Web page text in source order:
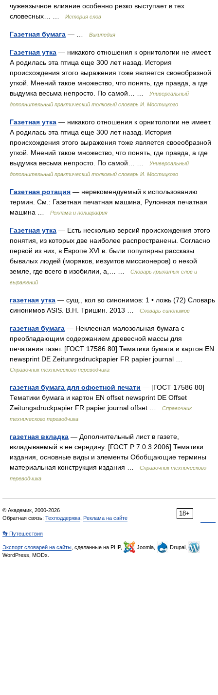
чужеязычное влияние особенно резко выступает в тех
словесных… …
История слов
Газетная бумага — … Википедия
Газетная утка — никакого отношения к орнитологии не имеет.
А родилась эта птица еще 300 лет назад. История
происхождения этого выражения тоже является своеобразной
уткой. Мнений такое множество, что понять, где правда, а где
выдумка весьма непросто. По самой… …
Универсальный
дополнительный практический толковый словарь И. Мостицкого
Газетная утка — никакого отношения к орнитологии не имеет.
А родилась эта птица еще 300 лет назад. История
происхождения этого выражения тоже является своеобразной
уткой. Мнений такое множество, что понять, где правда, а где
выдумка весьма непросто. По самой… …
Универсальный
дополнительный практический толковый словарь И. Мостицкого
Газетная ротация — нерекомендуемый к использованию
термин. См.: Газетная печатная машина, Рулонная печатная
машина …
Реклама и полиграфия
Газетная утка — Есть несколько версий происхождения этого
понятия, из которых две наиболее распространены. Согласно
первой из них, в Европе XVI в. были популярны рассказы
бывалых людей (моряков, иезуитов миссионеров) о некой
земле, где всего в изобилии, а,… …
Словарь крылатых слов и
выражений
газетная утка — сущ., кол во синонимов: 1 • ложь (72) Словарь
синонимов ASIS. В.Н. Тришин. 2013 …
Словарь синонимов
газетная бумага — Неклееная малозольная бумага с
преобладающим содержанием древесной массы для
печатания газет. [ГОСТ 17586 80] Тематики бумага и картон EN
newsprint DE Zeitunrgsdruckpapier FR papier journal …
Справочник технического переводчика
газетная бумага для офсетной печати — [ГОСТ 17586 80]
Тематики бумага и картон EN offset newsprint DE Offset
Zeitungsdruckpapier FR papier journal offset …
Справочник
технического переводчика
газетная вкладка — Дополнительный лист в газете,
вкладываемый в ее середину. [ГОСТ Р 7.0.3 2006] Тематики
издания, основные виды и элементы Обобщающие термины
материальная конструкция издания …
Справочник технического
переводчика
18+
© Академик, 2000-2026
Обратная связь: Техподдержка Реклама на сайте
👣 Путешествия
Экспорт словарей на сайты , сделанные на PHP, Joomla,
Drupal,
WordPress, MODx.